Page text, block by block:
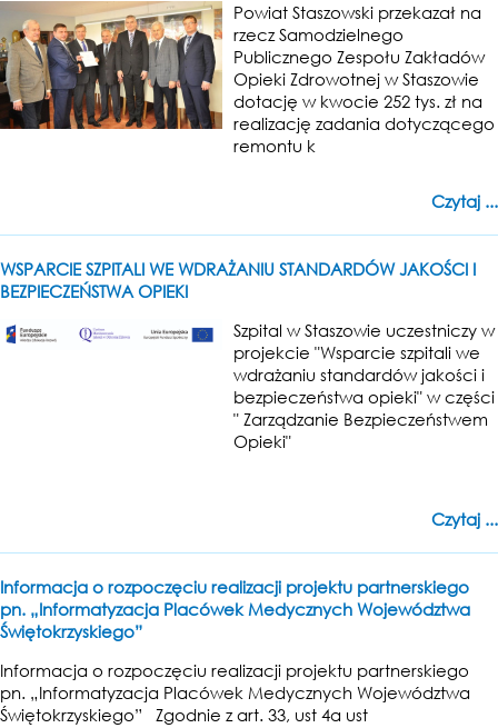
Powiat Staszowski przekazał na
rzecz Samodzielnego
Publicznego Zespołu Zakładów
Opieki Zdrowotnej w Staszowie
dotację w kwocie 252 tys. zł na
realizację zadania dotyczącego
remontu k
Czytaj ...
WSPARCIE SZPITALI WE WDRAŻANIU STANDARDÓW JAKOŚCI I
BEZPIECZEŃSTWA OPIEKI
Szpital w Staszowie uczestniczy w
projekcie "Wsparcie szpitali we
wdrażaniu standardów jakości i
bezpieczeństwa opieki" w części
" Zarządzanie Bezpieczeństwem
Opieki"
Czytaj ...
Informacja o rozpoczęciu realizacji projektu partnerskiego
pn. „Informatyzacja Placówek Medycznych Województwa
Świętokrzyskiego”
Informacja o rozpoczęciu realizacji projektu partnerskiego
pn. „Informatyzacja Placówek Medycznych Województwa
Świętokrzyskiego” Zgodnie z art. 33, ust 4a ust